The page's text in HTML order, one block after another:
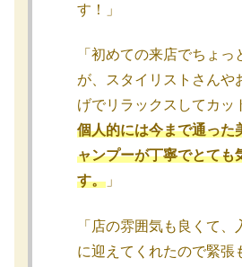
す！」
「初めての来店でちょっ
が、スタイリストさんや
げでリラックスしてカッ
個人的には今まで通った
ャンプーが丁寧でとても
す。 」
「店の雰囲気も良くて、
に迎えてくれたので緊張